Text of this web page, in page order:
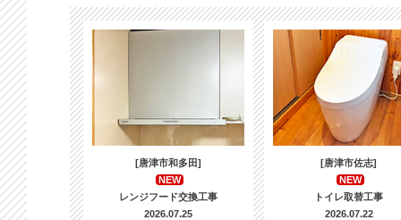
[唐津市和多田]
NEW
レンジフード交換工事
2026.07.25
[唐津市佐志]
NEW
トイレ取替工事
2026.07.22